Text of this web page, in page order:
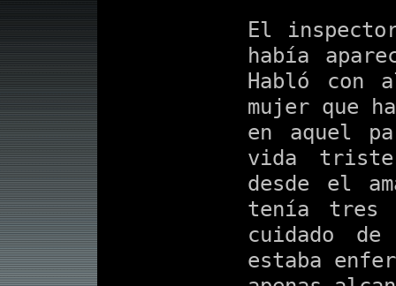
El
había
Habló con
mujer que
en aquel
vida triste
desde el
tenía tres
cuidado
estaba